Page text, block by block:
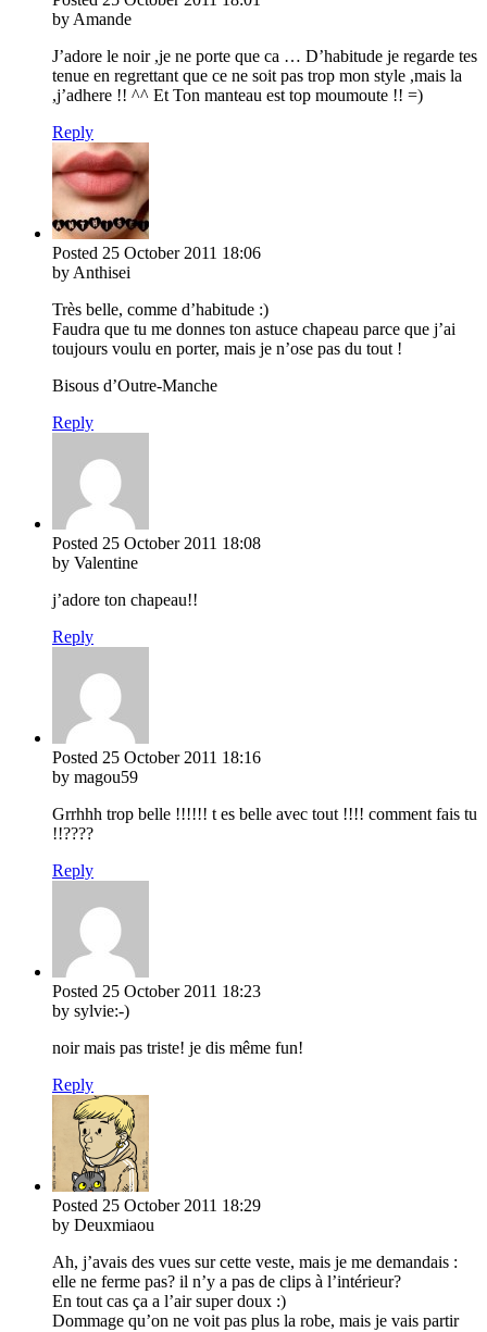
by Amande
J’adore le noir ,je ne porte que ca … D’habitude je regarde tes
tenue en regrettant que ce ne soit pas trop mon style ,mais la
,j’adhere !! ^^ Et Ton manteau est top moumoute !! =)
Reply
Posted 25 October 2011 18:06
by Anthisei
Très belle, comme d’habitude :)
Faudra que tu me donnes ton astuce chapeau parce que j’ai
toujours voulu en porter, mais je n’ose pas du tout !
Bisous d’Outre-Manche
Reply
Posted 25 October 2011 18:08
by Valentine
j’adore ton chapeau!!
Reply
Posted 25 October 2011 18:16
by magou59
Grrhhh trop belle !!!!!! t es belle avec tout !!!! comment fais tu
!!????
Reply
Posted 25 October 2011 18:23
by sylvie:-)
noir mais pas triste! je dis même fun!
Reply
Posted 25 October 2011 18:29
by Deuxmiaou
Ah, j’avais des vues sur cette veste, mais je me demandais :
elle ne ferme pas? il n’y a pas de clips à l’intérieur?
En tout cas ça a l’air super doux :)
Dommage qu’on ne voit pas plus la robe, mais je vais partir